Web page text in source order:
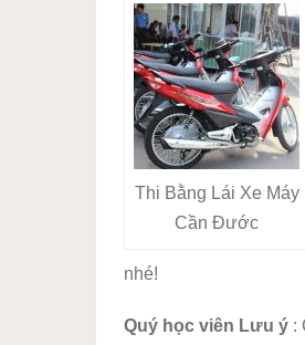
Thi Bằng Lái Xe Máy
Cần Đước
nhé!
Quý học viên Lưu ý :